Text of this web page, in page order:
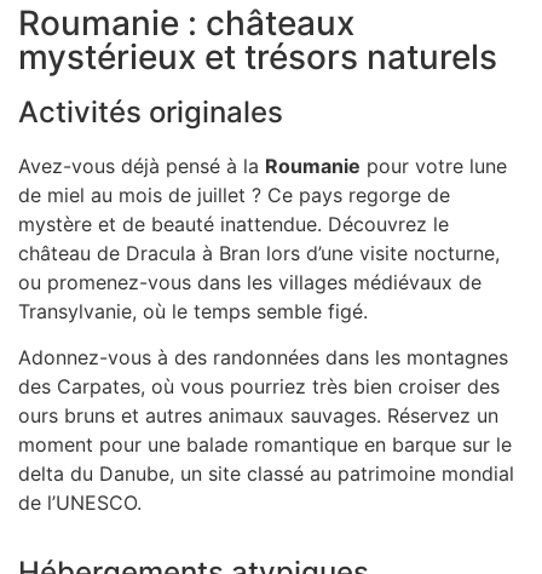
Roumanie : châteaux
mystérieux et trésors naturels
Activités originales
Avez-vous déjà pensé à la Roumanie pour votre lune
de miel au mois de juillet ? Ce pays regorge de
mystère et de beauté inattendue. Découvrez le
château de Dracula à Bran lors d’une visite nocturne,
ou promenez-vous dans les villages médiévaux de
Transylvanie, où le temps semble figé.
Adonnez-vous à des randonnées dans les montagnes
des Carpates, où vous pourriez très bien croiser des
ours bruns et autres animaux sauvages. Réservez un
moment pour une balade romantique en barque sur le
delta du Danube, un site classé au patrimoine mondial
de l’UNESCO.